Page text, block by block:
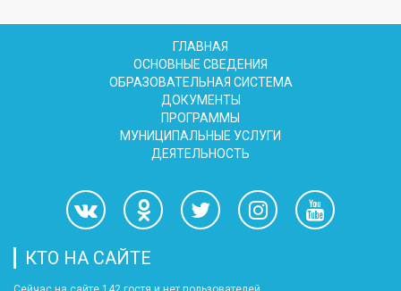
ГЛАВНАЯ
ОСНОВНЫЕ СВЕДЕНИЯ
ОБРАЗОВАТЕЛЬНАЯ СИСТЕМА
ДОКУМЕНТЫ
ПРОГРАММЫ
МУНИЦИПАЛЬНЫЕ УСЛУГИ
ДЕЯТЕЛЬНОСТЬ
КТО НА САЙТЕ